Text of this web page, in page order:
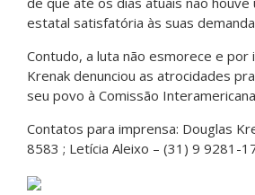
estatal satisfatória às suas
Contudo, a luta não esmorece e por
Krenak denunciou as atrocidades
seu povo à Comissão
Contatos para imprensa: Douglas
8583 ; Letícia Aleixo – (31) 9 9281-